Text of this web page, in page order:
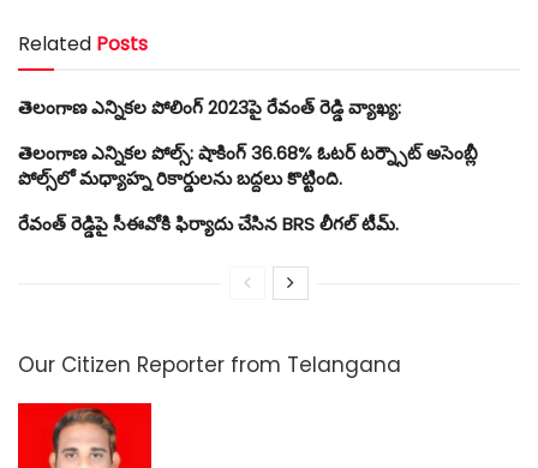
Related Posts
తెలంగాణ ఎన్నికల పోలింగ్ 2023పై రేవంత్ రెడ్డి వ్యాఖ్య:
తెలంగాణ ఎన్నికల పోల్స్: షాకింగ్ 36.68% ఓటర్ టర్న్సౌట్ అసెంబ్లీ
పోల్స్‌లో మధ్యాహ్న రికార్డులను బద్దలు కొట్టింది.
రేవంత్ రెడ్డిపై సీఈవోకి ఫిర్యాదు చేసిన BRS లీగల్ టీమ్.
Our Citizen Reporter from Telangana